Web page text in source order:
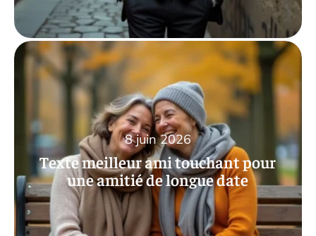
Texte meilleur ami touchant pour
une amitié de longue date
8 juin 2026